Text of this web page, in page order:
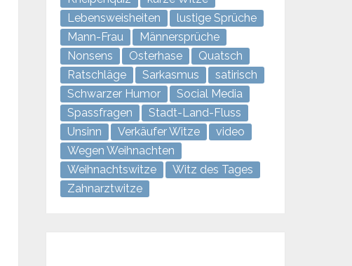
Lebensweisheiten
lustige Sprüche
Mann-Frau
Männersprüche
Nonsens
Osterhase
Quatsch
Ratschläge
Sarkasmus
satirisch
Schwarzer Humor
Social Media
Spassfragen
Stadt-Land-Fluss
Unsinn
Verkäufer Witze
video
Wegen Weihnachten
Weihnachtswitze
Witz des Tages
Zahnarztwitze